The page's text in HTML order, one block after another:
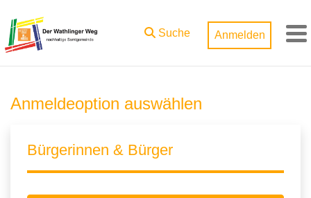
Suche
Anmelden
Anmeldeoption auswählen
Bürgerinnen & Bürger